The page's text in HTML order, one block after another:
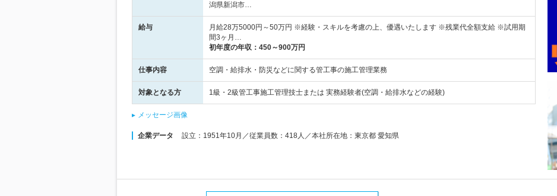
潟県新潟市…
給与
月給28万5000円～50万円 ※経験・スキルを考慮の上、優遇いたします ※残業代全額支給 ※試用期
間3ヶ月…
初年度の年収： 450～900万円
仕事内容 空調・給排水・防災などに関する管工事の施工管理業務
対象となる方 1級・2級管工事施工管理技士または 実務経験者(空調・給排水などの経験)
メッセージ画像
企業データ 設立：1951年10月／従業員数：418人／本社所在地：東京都 愛知県